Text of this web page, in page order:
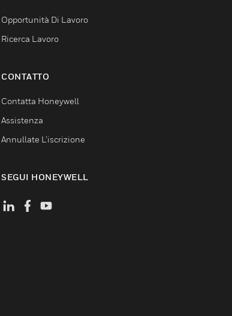
Opportunità Di Lavoro
Ricerca Lavoro
CONTATTO
Contatta Honeywell
Assistenza
Annullate L’iscrizione
SEGUI HONEYWELL